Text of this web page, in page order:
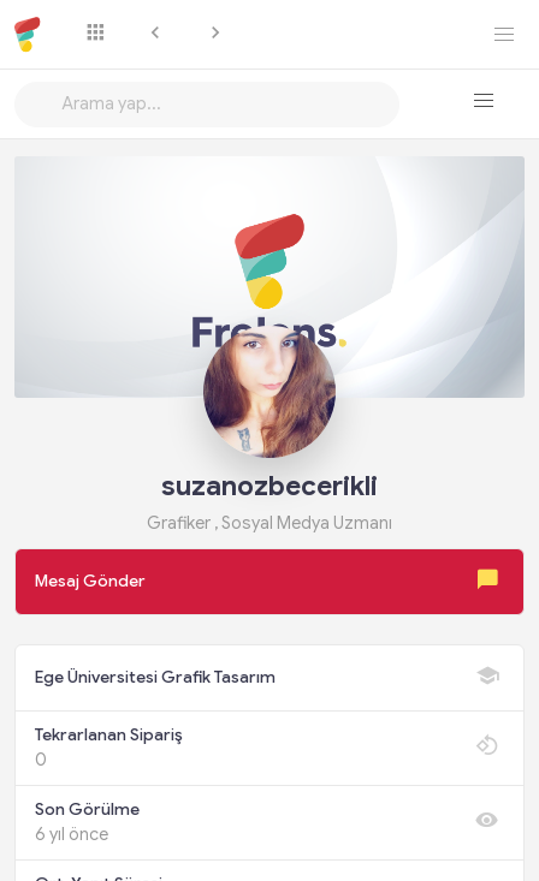
Takip Et
suzanozbecerikli
Grafiker , Sosyal Medya Uzmanı
Mesaj Gönder
Ege Üniversitesi Grafik Tasarım
Tekrarlanan Sipariş
0
Son Görülme
6 yıl önce